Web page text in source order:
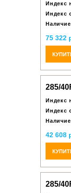
Индекс
Индекс
75 322
285/
Индекс
Индекс
42 608
285/